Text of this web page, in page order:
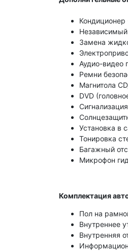
Кондиционер
Независимый
Замена
Аудио-видео
Ремни
Магнитола
DVD
Установка в
Тонировка
Багажный
Микрофон
Комплектация
Пол на
Внутреннее
Внутренняя